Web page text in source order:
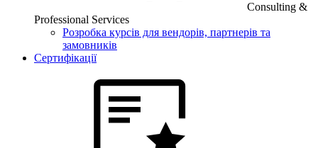
Consulting &
Professional Services
Розробка курсів для вендорів, партнерів та
замовників
Сертифікації